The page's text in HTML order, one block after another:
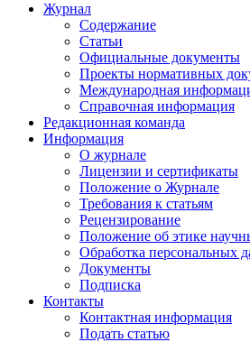
Журнал
Содержание
Статьи
Официальные документы
Проекты нормативных
Международная
Справочная информация
Редакционная команда
Информация
О журнале
Лицензии и сертификаты
Положение о Журнале
Требования к статьям
Рецензирование
Положение об этике
Обработка персональных
Документы
Подписка
Контакты
Контактная информация
Подать статью